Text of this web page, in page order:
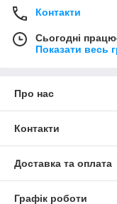
Контакти
Сьогодні
Показати весь
Про нас
Контакти
Доставка та оплата
Графік роботи